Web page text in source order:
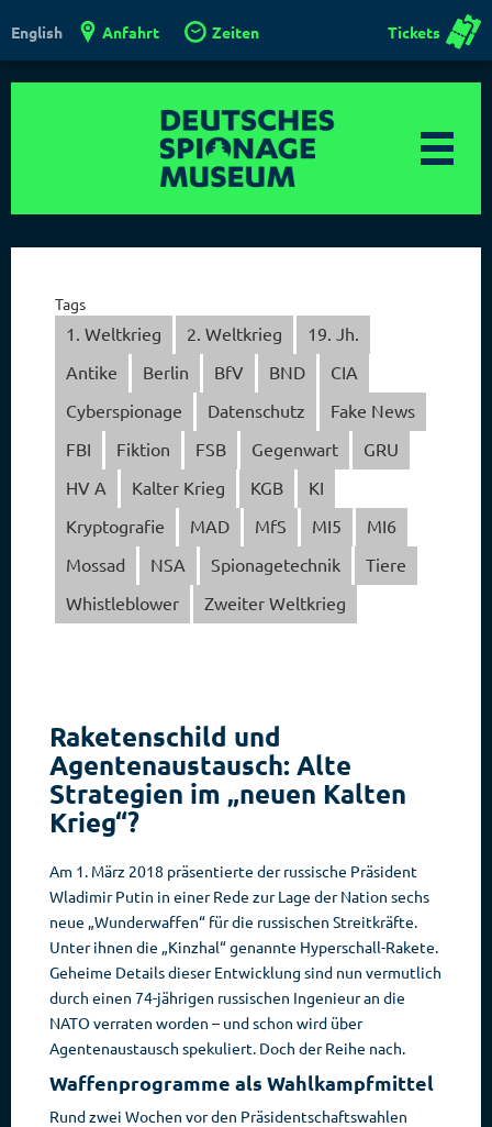
English Anfahrt Zeiten Tickets
Tags
1. Weltkrieg 2. Weltkrieg
19. Jh.
Antike
Berlin BfV BND
CIA
Cyberspionage
Datenschutz
Fake News
FBI
Fiktion FSB Gegenwart
GRU
HV A
Kalter Krieg KGB
KI
Kryptografie
MAD MfS MI5
MI6
Mossad
NSA Spionagetechnik
Tiere
Whistleblower
Zweiter Weltkrieg
Raketenschild und
Agentenaustausch: Alte
Strategien im „neuen Kalten
Krieg“?
Am 1. März 2018 präsentierte der russische Präsident
Wladimir Putin in einer Rede zur Lage der Nation sechs
neue „Wunderwaffen“ für die russischen Streitkräfte.
Unter ihnen die „Kinzhal“ genannte Hyperschall-Rakete.
Geheime Details dieser Entwicklung sind nun vermutlich
durch einen 74-jährigen russischen Ingenieur an die
NATO verraten worden – und schon wird über
Agentenaustausch spekuliert. Doch der Reihe nach.
Waffenprogramme als Wahlkampfmittel
Rund zwei Wochen vor den Präsidentschaftswahlen